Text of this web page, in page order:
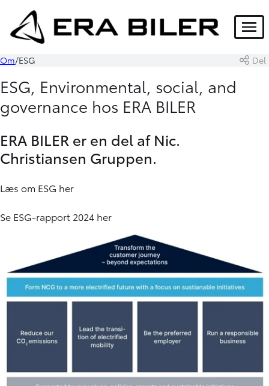
Menu
Om ESG Del
ESG, Environmental, social, and
governance hos ERA BILER
ERA BILER er en del af Nic.
Christiansen Gruppen.
Læs om ESG her
Se ESG-rapport 2024 her